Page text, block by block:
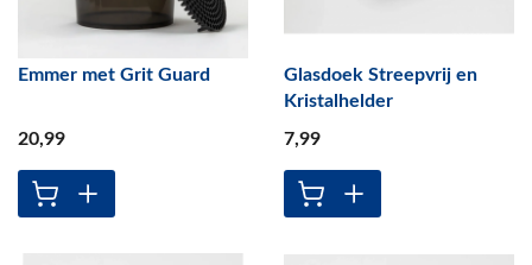
Emmer met Grit Guard
20,99
Glasdoek Streepvrij en
Kristalhelder
7,99